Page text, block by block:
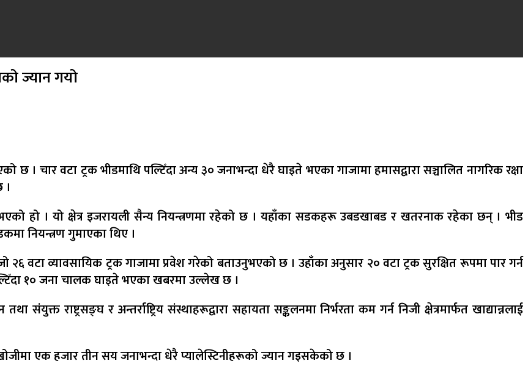
ज्यान गयो
छ । चार वटा ट्रक भीडमाथि पल्टिँदा अन्य ३० जनाभन्दा धेरै घाइते भएका गाजामा हमासद्वारा सञ्चालित नागरिक रक्षा
हो । यो क्षेत्र इजरायली सैन्य नियन्त्रणमा रहेको छ । यहाँका सडकहरू उबडखाबड र खतरनाक रहेका छन् । भीड
नियन्त्रण गुमाएका थिए ।
वटा व्यावसायिक ट्रक गाजामा प्रवेश गरेको बताउनुभएको छ । उहाँका अनुसार २० वटा ट्रक सुरक्षित रूपमा पार गर्न
१० जना चालक घाइते भएका खबरमा उल्लेख छ ।
संयुक्त राष्ट्रसङ्घ र अन्तर्राष्ट्रिय संस्थाहरूद्वारा सहायता सङ्कलनमा निर्भरता कम गर्न निजी क्षेत्रमार्फत खाद्यान्नलाई
एक हजार तीन सय जनाभन्दा धेरै प्यालेस्टिनीहरूको ज्यान गइसकेको छ ।